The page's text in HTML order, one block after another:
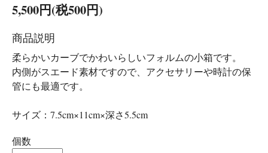
5,500円(税500円)
商品説明
柔らかいカーブでかわいらしいフォルムの小箱です。
内側がスエード素材ですので、アクセサリーや時計の保
管にも最適です。
サイズ：7.5cm×11cm×深さ5.5cm
個数